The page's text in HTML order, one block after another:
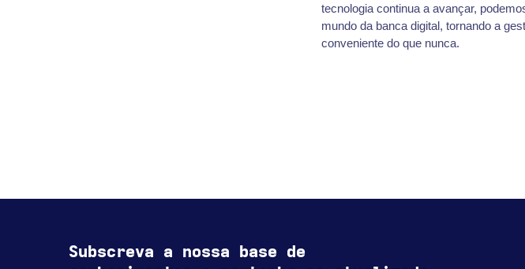
tecnologia continua a avançar,
mundo da banca digital, tornando a
conveniente do que nunca.
Subscreva a nossa base de